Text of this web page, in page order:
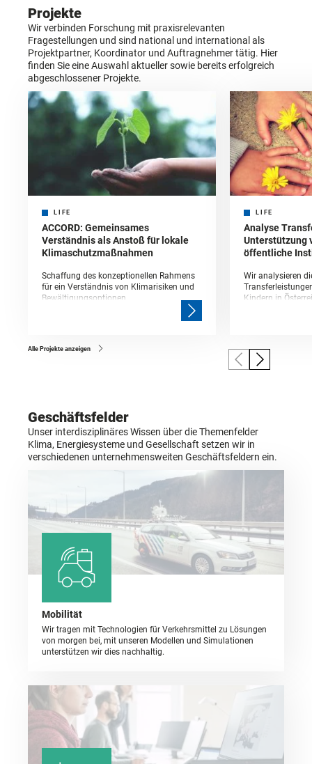
Projekte
Wir verbinden Forschung mit praxisrelevanten
Fragestellungen und sind national und international als
Projektpartner, Koordinator und Auftragnehmer tätig. Hier
finden Sie eine Auswahl aktueller sowie bereits erfolgreich
abgeschlossener Projekte.
LIFE
ACCORD: Gemeinsames
Verständnis als Anstoß für lokale
Klimaschutzmaßnahmen
Schaffung des konzeptionellen Rahmens
für ein Verständnis von Klimarisiken und
Bewältigungsoptionen
LIFE
Analyse
Unterstützung
öffentliche
Wir analysieren
Kindern in
Alle Projekte anzeigen
Geschäftsfelder
Unser interdisziplinäres Wissen über die Themenfelder
Klima, Energiesysteme und Gesellschaft setzen wir in
verschiedenen unternehmensweiten Geschäftsfeldern ein.
Mobilität
Wir tragen mit Technologien für Verkehrsmittel zu Lösungen
von morgen bei, mit unseren Modellen und Simulationen
unterstützen wir dies nachhaltig.